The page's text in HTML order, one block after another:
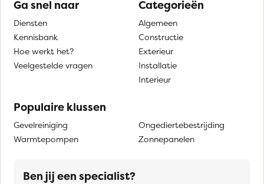
Ga snel naar
Diensten
Kennisbank
Hoe werkt het?
Veelgestelde vragen
Categorieën
Algemeen
Constructie
Exterieur
Installatie
Interieur
Populaire klussen
Gevelreiniging
Warmtepompen
Ongediertebestrijding
Zonnepanelen
Ben jij een specialist?